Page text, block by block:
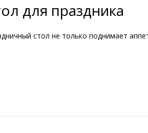
для праздника
стол не только поднимает